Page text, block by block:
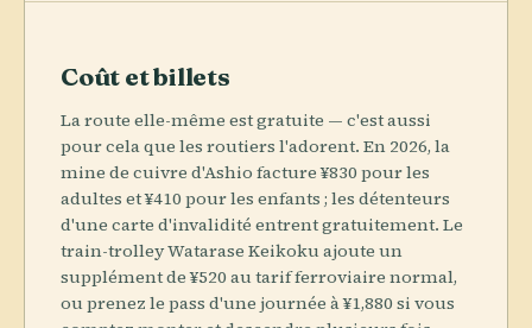
Coût et billets
La route elle-même est gratuite — c'est aussi
pour cela que les routiers l'adorent. En 2026, la
mine de cuivre d'Ashio facture ¥830 pour les
adultes et ¥410 pour les enfants ; les détenteurs
d'une carte d'invalidité entrent gratuitement. Le
train-trolley Watarase Keikoku ajoute un
supplément de ¥520 au tarif ferroviaire normal,
ou prenez le pass d'une journée à ¥1,880 si vous